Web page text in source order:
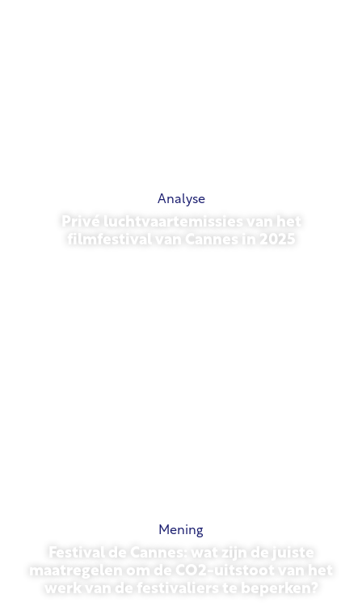
Analyse
Privé luchtvaartemissies van het
filmfestival van Cannes in 2025
Mening
Festival de Cannes: wat zijn de juiste
maatregelen om de CO2-uitstoot van het
werk van de festivaliers te beperken?